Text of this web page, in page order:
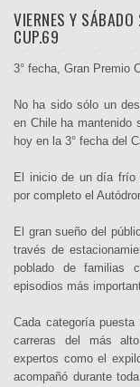
VIERNES Y
CUP.69
3° fecha, Gran Premio
No ha sido sólo un
en Chile ha mantenido
hoy en la 3° fecha del
El inicio de un día frío
por completo el
El gran sueño del
través de
poblado de familias
episodios más
Cada categoría
carreras del más
expertos como el
acompañó durante